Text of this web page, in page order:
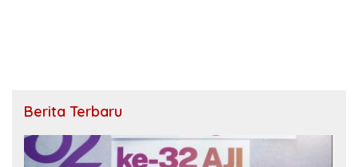
Berita Terbaru